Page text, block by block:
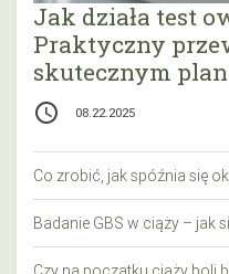
Jak działa test
Praktyczny
skutecznym
access_time 08.22.2025